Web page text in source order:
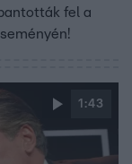
fel a
1:43